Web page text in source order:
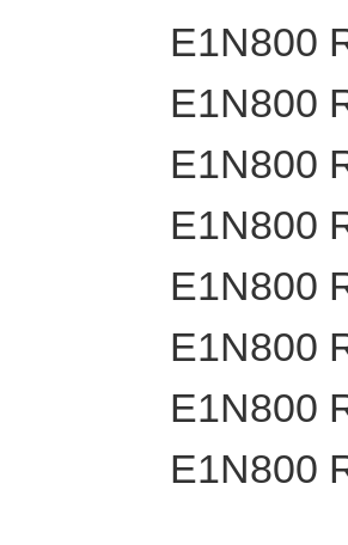
E1N800
E1N800
E1N800
E1N800
E1N800
E1N800
E1N800
E1N800